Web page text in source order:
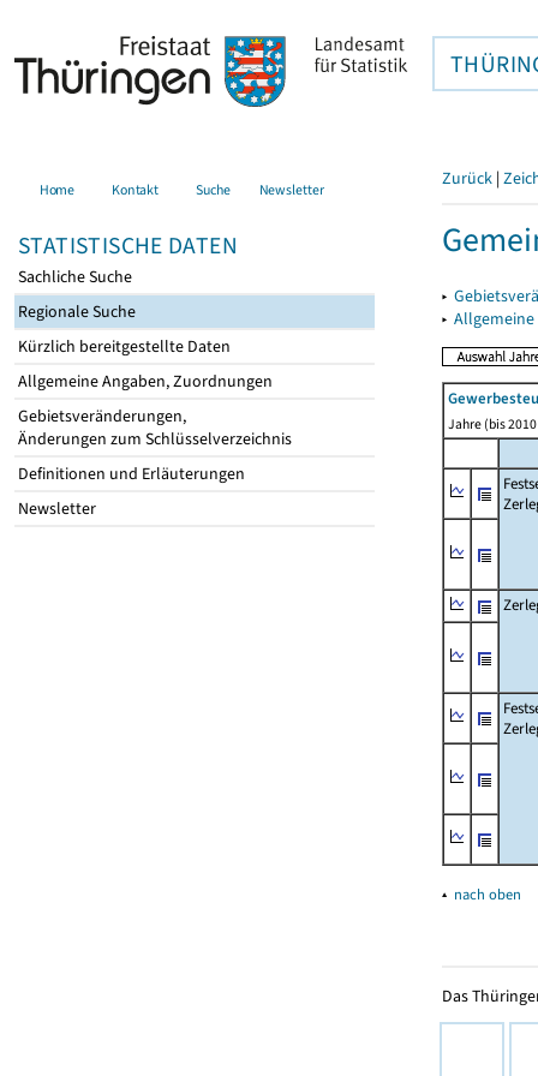
Home Kontakt Suche Newsletter
STATISTISCHE DATEN
Sachliche Suche
Regionale Suche
Kürzlich bereitgestellte Daten
Allgemeine Angaben, Zuordnungen
Gebietsveränderungen,
Änderungen zum Schlüsselverzeichnis
Definitionen und Erläuterungen
Newsletter
Zurück |
▸
▸
Jahre (bis
▴ nach oben
Das